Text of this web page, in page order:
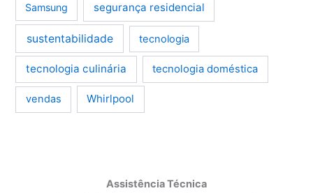
Samsung segurança residencial
sustentabilidade tecnologia
tecnologia culinária tecnologia doméstica
vendas Whirlpool
Assistência Técnica